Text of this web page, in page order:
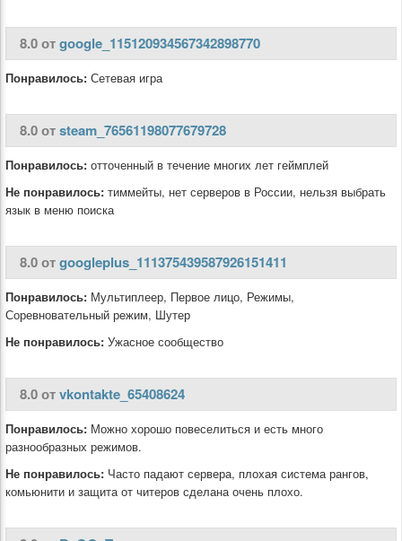
8.0 отgoogle_115120934567342898770
Понравилось: Сетевая игра
8.0 отsteam_76561198077679728
Понравилось: отточенный в течение многих лет геймплей
Не понравилось: тиммейты, нет серверов в России, нельзя выбрать
язык в меню поиска
8.0 отgoogleplus_111375439587926151411
Понравилось: Мультиплеер, Первое лицо, Режимы,
Соревновательный режим, Шутер
Не понравилось: Ужасное сообщество
8.0 отvkontakte_65408624
Понравилось: Можно хорошо повеселиться и есть много
разнообразных режимов.
Не понравилось: Часто падают сервера, плохая система рангов,
комьюнити и защита от читеров сделана очень плохо.